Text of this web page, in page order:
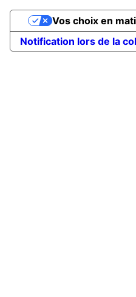
Notification lors de la
Vos choix en